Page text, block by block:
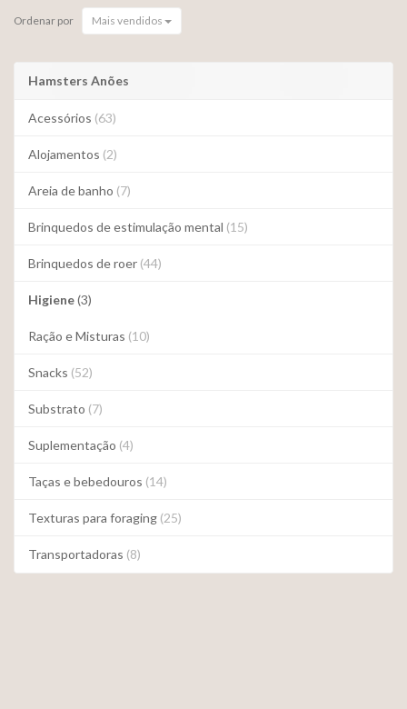
Ordenar por Mais vendidos
Hamsters Anões
Acessórios (63)
Alojamentos (2)
Areia de banho (7)
Brinquedos de estimulação mental (15)
Brinquedos de roer (44)
Higiene(3)
Ração e Misturas (10)
Snacks (52)
Substrato (7)
Suplementação (4)
Taças e bebedouros (14)
Texturas para foraging (25)
Transportadoras (8)